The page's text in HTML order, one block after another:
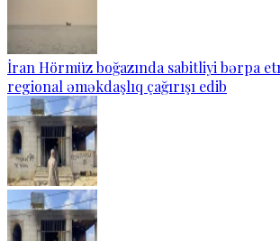
İran Hörmüz boğazında sabitliyi bərpa
regional əməkdaşlıq çağırışı edib